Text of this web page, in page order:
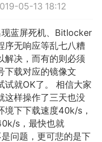
网站
05-13 18:12
蓝屏死机、Bitlocker
序无响应等乱七八糟
解决，而有的则必须
下载对应的镜像文
试就OK了。 相信大家
这样操作了三天也没
境下下载速度40k/s，
s，最快也就
问题，更可悲的是下